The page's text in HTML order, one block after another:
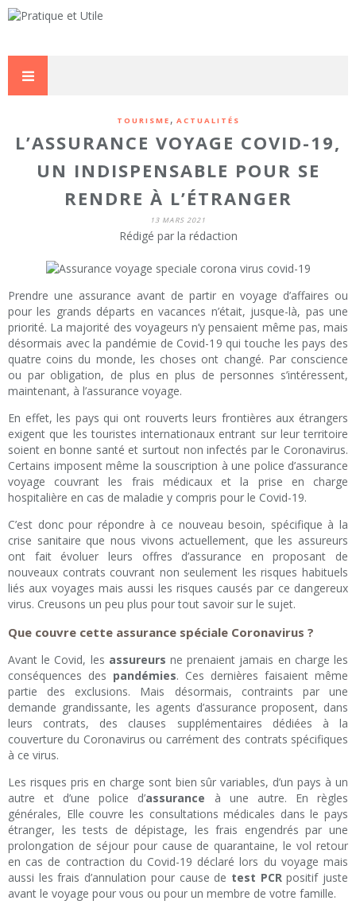
TOURISME , ACTUALITÉS
L’ASSURANCE VOYAGE COVID-19,
UN INDISPENSABLE POUR SE
RENDRE À L’ÉTRANGER
13 MARS 2021
Rédigé par la rédaction
Prendre une assurance avant de partir en voyage d’affaires ou
pour les grands départs en vacances n’était, jusque-là, pas une
priorité. La majorité des voyageurs n’y pensaient même pas, mais
désormais avec la pandémie de Covid-19 qui touche les pays des
quatre coins du monde, les choses ont changé. Par conscience
ou par obligation, de plus en plus de personnes s’intéressent,
maintenant, à l’assurance voyage.
En effet, les pays qui ont rouverts leurs frontières aux étrangers
exigent que les touristes internationaux entrant sur leur territoire
soient en bonne santé et surtout non infectés par le Coronavirus.
Certains imposent même la souscription à une police d’assurance
voyage couvrant les frais médicaux et la prise en charge
hospitalière en cas de maladie y compris pour le Covid-19.
C’est donc pour répondre à ce nouveau besoin, spécifique à la
crise sanitaire que nous vivons actuellement, que les assureurs
ont fait évoluer leurs offres d’assurance en proposant de
nouveaux contrats couvrant non seulement les risques habituels
liés aux voyages mais aussi les risques causés par ce dangereux
virus. Creusons un peu plus pour tout savoir sur le sujet.
Que couvre cette assurance spéciale Coronavirus ?
Avant le Covid, les assureurs ne prenaient jamais en charge les
conséquences des pandémies. Ces dernières faisaient même
partie des exclusions. Mais désormais, contraints par une
demande grandissante, les agents d’assurance proposent, dans
leurs contrats, des clauses supplémentaires dédiées à la
couverture du Coronavirus ou carrément des contrats spécifiques
à ce virus.
Les risques pris en charge sont bien sûr variables, d’un pays à un
autre et d’une police d’assurance à une autre. En règles
générales, Elle couvre les consultations médicales dans le pays
étranger, les tests de dépistage, les frais engendrés par une
prolongation de séjour pour cause de quarantaine, le vol retour
en cas de contraction du Covid-19 déclaré lors du voyage mais
aussi les frais d’annulation pour cause de test PCRpositif juste
avant le voyage pour vous ou pour un membre de votre famille.